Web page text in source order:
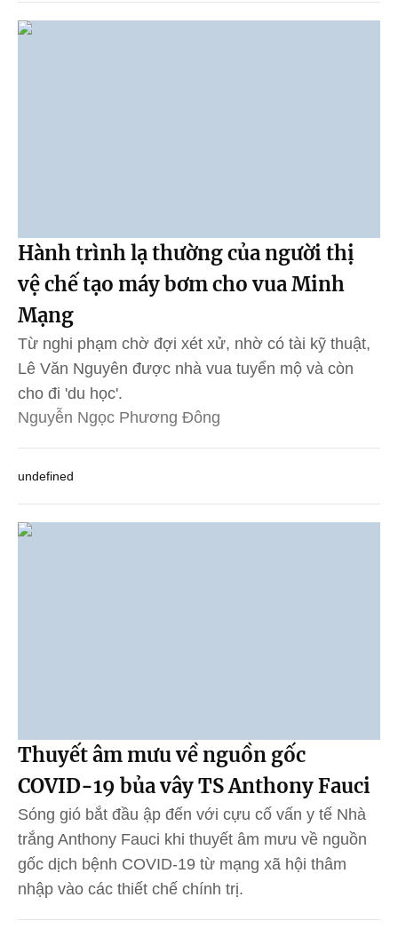
Hành trình lạ thường của người thị
vệ chế tạo máy bơm cho vua Minh
Mạng
Từ nghi phạm chờ đợi xét xử, nhờ có tài kỹ thuật,
Lê Văn Nguyên được nhà vua tuyển mộ và còn
cho đi 'du học'.
Nguyễn Ngọc Phương Đông
undefined
Thuyết âm mưu về nguồn gốc
COVID-19 bủa vây TS Anthony Fauci
Sóng gió bắt đầu ập đến với cựu cố vấn y tế Nhà
trắng Anthony Fauci khi thuyết âm mưu về nguồn
gốc dịch bệnh COVID-19 từ mạng xã hội thâm
nhập vào các thiết chế chính trị.